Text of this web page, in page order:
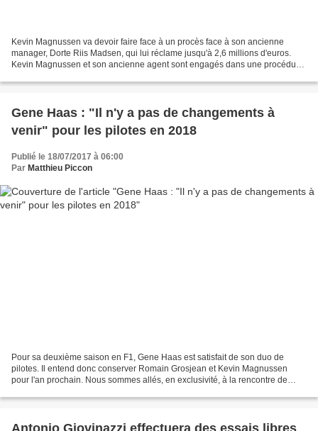
Kevin Magnussen va devoir faire face à un procès face à son ancienne
manager, Dorte Riis Madsen, qui lui réclame jusqu'à 2,6 millions d'euros.
Kevin Magnussen et son ancienne agent sont engagés dans une procédure
Gene Haas : "Il n'y a pas de changements à
venir" pour les pilotes en 2018
Publié le 18/07/2017 à 06:00
Par Matthieu Piccon
Pour sa deuxième saison en F1, Gene Haas est satisfait de son duo de
pilotes. Il entend donc conserver Romain Grosjean et Kevin Magnussen
pour l'an prochain. Nous sommes allés, en exclusivité, à la rencontre de